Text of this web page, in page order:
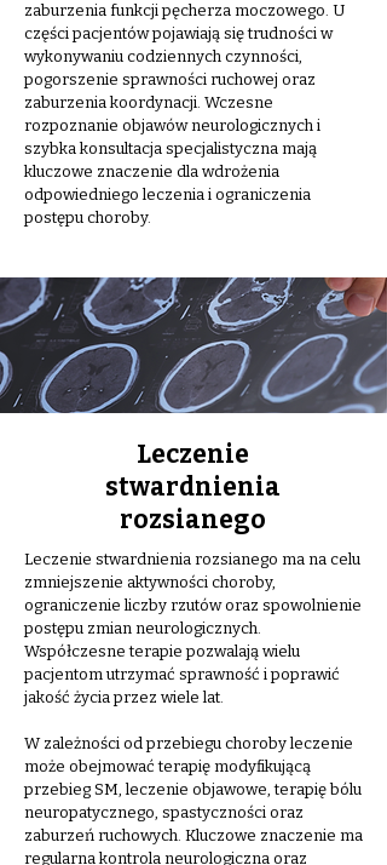
zaburzenia funkcji pęcherza moczowego. U
części pacjentów pojawiają się trudności w
wykonywaniu codziennych czynności,
pogorszenie sprawności ruchowej oraz
zaburzenia koordynacji. Wczesne
rozpoznanie objawów neurologicznych i
szybka konsultacja specjalistyczna mają
kluczowe znaczenie dla wdrożenia
odpowiedniego leczenia i ograniczenia
postępu choroby.
Leczenie
stwardnienia
rozsianego
Leczenie stwardnienia rozsianego ma na celu
zmniejszenie aktywności choroby,
ograniczenie liczby rzutów oraz spowolnienie
postępu zmian neurologicznych.
Współczesne terapie pozwalają wielu
pacjentom utrzymać sprawność i poprawić
jakość życia przez wiele lat.
W zależności od przebiegu choroby leczenie
może obejmować terapię modyfikującą
przebieg SM, leczenie objawowe, terapię bólu
neuropatycznego, spastyczności oraz
zaburzeń ruchowych. Kluczowe znaczenie ma
regularna kontrola neurologiczna oraz